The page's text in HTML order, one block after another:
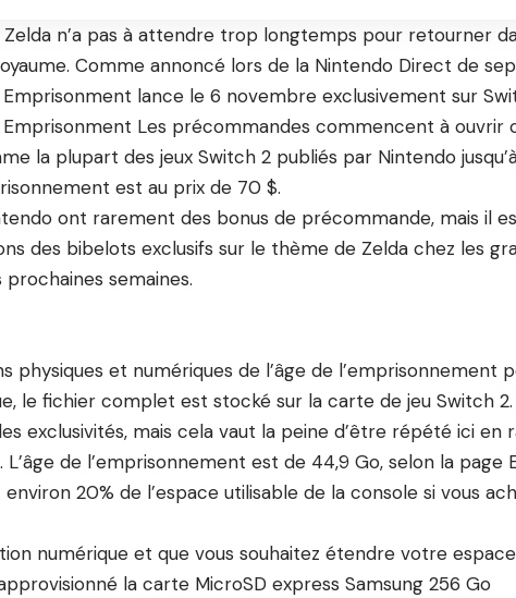
Zelda n’a pas à attendre trop longtemps pour retourner
Comme annoncé lors de la Nintendo Direct de
lance le 6 novembre exclusivement sur
Emprisonment Les précommandes commencent à ouvrir
la plupart des jeux Switch 2 publiés par Nintendo
est au prix de 70 $.
ont rarement des bonus de précommande, mais il
des bibelots exclusifs sur le thème de Zelda chez les
semaines.
physiques et numériques de l’âge de l’emprisonnement
le fichier complet est stocké sur la carte de jeu Switch 2.
exclusivités, mais cela vaut la peine d’être répété ici en
L’âge de l’emprisonnement est de 44,9 Go, selon la page
20% de l’espace utilisable de la console si vous
numérique et que vous souhaitez étendre votre
la carte MicroSD express Samsung 256 Go